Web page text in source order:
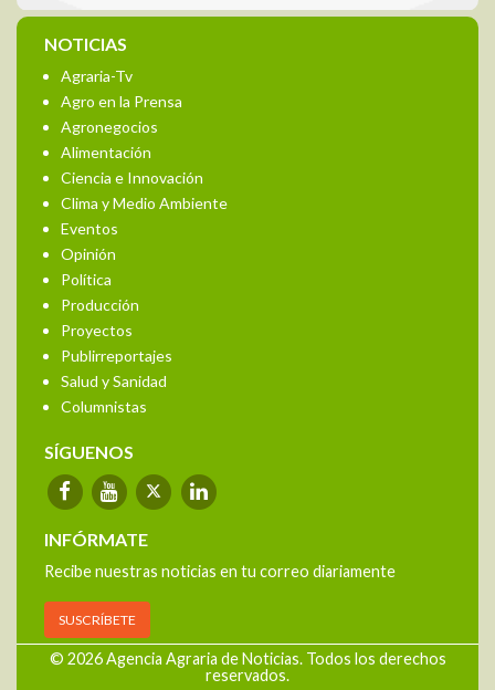
NOTICIAS
Agraria-Tv
Agro en la Prensa
Agronegocios
Alimentación
Ciencia e Innovación
Clima y Medio Ambiente
Eventos
Opinión
Política
Producción
Proyectos
Publirreportajes
Salud y Sanidad
Columnistas
SÍGUENOS
INFÓRMATE
Recibe nuestras noticias en tu correo diariamente
SUSCRÍBETE
© 2026 Agencia Agraria de Noticias. Todos los derechos
reservados.